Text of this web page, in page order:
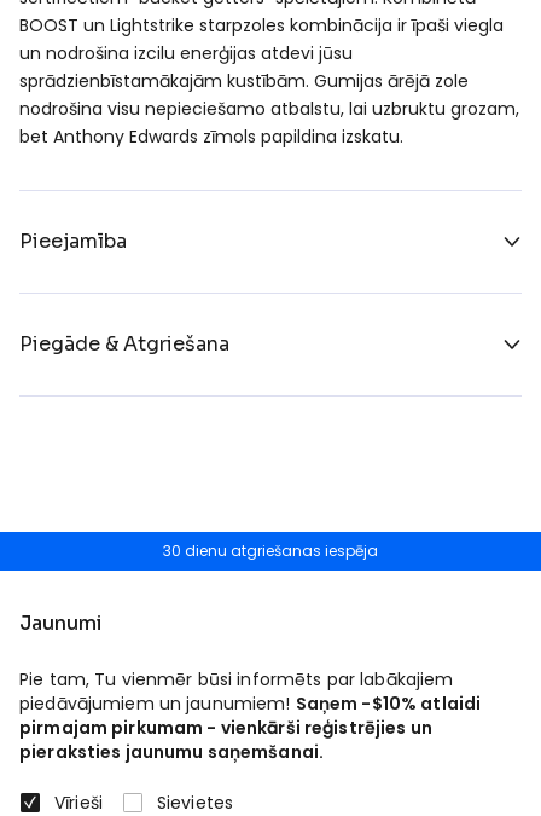
BOOST un Lightstrike starpzoles kombinācija ir īpaši viegla
un nodrošina izcilu enerģijas atdevi jūsu
sprādzienbīstamākajām kustībām. Gumijas ārējā zole
nodrošina visu nepieciešamo atbalstu, lai uzbruktu grozam,
bet Anthony Edwards zīmols papildina izskatu.
Pieejamība
Piegāde & Atgriešana
30 dienu atgriešanas iespēja
Jaunumi
Pie tam, Tu vienmēr būsi informēts par labākajiem
piedāvājumiem un jaunumiem! Saņem -$10% atlaidi
pirmajam pirkumam - vienkārši reģistrējies un
pieraksties jaunumu saņemšanai.
Vīrieši
Sievietes